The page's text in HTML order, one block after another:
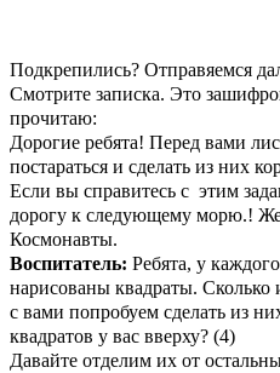
Подкрепились? Отправяемся
Смотрите записка. Это
прочитаю:
Дорогие ребята! Перед вами
постараться и сделать из них
Если вы справитесь с этим
дорогу к следующему морю.!
Космонавты.
Воспитатель: Ребята, у
нарисованы квадраты.
с вами попробуем сделать из
квадратов у вас вверху? (4)
Давайте отделим их от